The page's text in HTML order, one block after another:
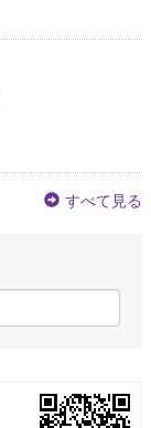
すべて見る